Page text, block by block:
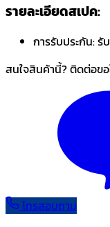
รายละเอียดสเปค:
การรับประกัน:รั
สนใจสินค้านี้? ติดต่อข
โทรสอบถาม